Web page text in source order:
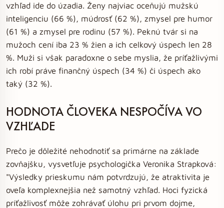
vzhľad ide do úzadia. Ženy najviac oceňujú mužskú
inteligenciu (66 %), múdrosť (62 %), zmysel pre humor
(61 %) a zmysel pre rodinu (57 %). Peknú tvár si na
mužoch cení iba 23 % žien a ich celkový úspech len 28
%. Muži si však paradoxne o sebe myslia, že príťažlivými
ich robí práve finančný úspech (34 %) či úspech ako
taký (32 %).
HODNOTA ČLOVEKA NESPOČÍVA VO
VZHĽADE
Prečo je dôležité nehodnotiť sa primárne na základe
zovňajšku, vysvetľuje psychologička Veronika Strapková:
"Výsledky prieskumu nám potvrdzujú, že atraktivita je
oveľa komplexnejšia než samotný vzhľad. Hoci fyzická
príťažlivosť môže zohrávať úlohu pri prvom dojme,